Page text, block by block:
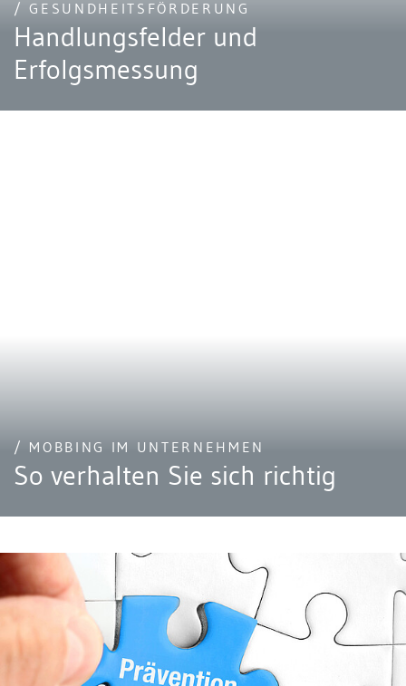
/ GESUNDHEITSFÖRDERUNG
Handlungsfelder und
Erfolgsmessung
/ MOBBING IM UNTERNEHMEN
So verhalten Sie sich richtig